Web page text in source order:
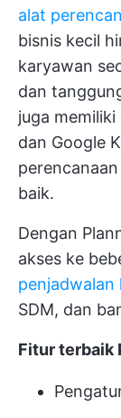
alat
bisnis kecil
karyawan
dan
juga
dan Google
baik.
Dengan
akses ke
SDM, dan
Fitur terbaik